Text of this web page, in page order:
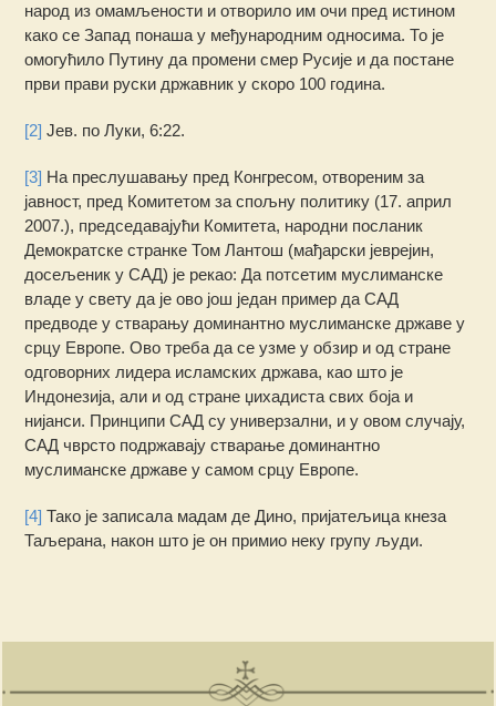
народ из омамљености и отворило им очи пред истином
како се Запад понаша у међународним односима. То је
омогућило Путину да промени смер Русије и да постане
први прави руски државник у скоро 100 година.
[2] Јев. по Луки, 6:22.
[3] На преслушавању пред Конгресом, отвореним за
јавност, пред Комитетом за спољну политику (17. април
2007.), председавајући Комитета, народни посланик
Демократске странке Том Лантош (мађарски јеврејин,
досељеник у САД) је рекао: Да потсетим муслиманске
владе у свету да је ово још један пример да САД
предводе у стварању доминантно муслиманске државе у
срцу Европе. Ово треба да се узме у обзир и од стране
одговорних лидера исламских држава, као што је
Индонезија, али и од стране џихадиста свих боја и
нијанси. Принципи САД су универзални, и у овом случају,
САД чврсто подржавају стварање доминантно
муслиманске државе у самом срцу Европе.
[4] Тако је записала мадам де Дино, пријатељица кнеза
Таљерана, након што је он примио неку групу људи.